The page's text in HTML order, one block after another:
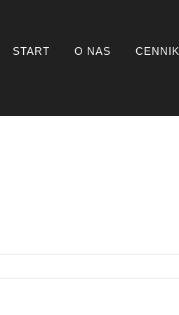
START O NAS CENNIK